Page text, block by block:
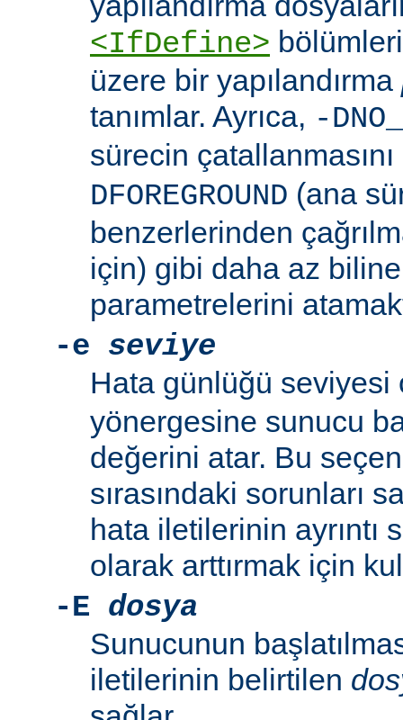
<IfDefine>
üzere bir yapılandırma
tanımlar. Ayrıca, -
sürecin
DFOREGROUND (ana
benzerlerinden
için) gibi daha az
parametrelerini
-e seviye
Hata günlüğü
yönergesine sunucu
değerini atar. Bu
sırasındaki sorunları
hata iletilerinin ayrıntı
olarak arttırmak için
-E dosya
Sunucunun
iletilerinin belirtilen